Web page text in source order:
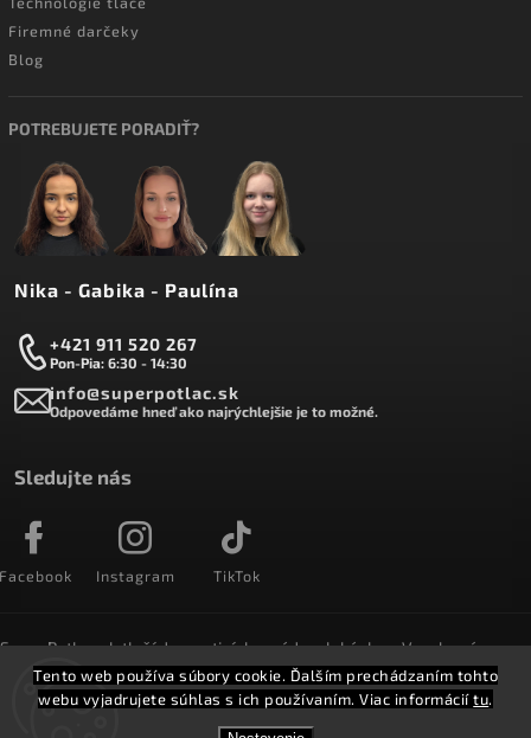
Tento web používa súbory cookie. Ďalším prechádzaním tohto
webu vyjadrujete súhlas s ich používaním. Viac informáciítu.
Firemné darčeky
Blog
POTREBUJETE PORADIŤ?
Nika - Gabika - Paulína
+421 911 520 267
Pon-Pia: 6:30 - 14:30
info@superpotlac.sk
Odpovedáme hneď ako najrýchlejšie je to možné.
Sledujte nás
Instagram TikTok
SuperPotlac.sk tlačí denne tisícky módnych kúskov. Vyrobené na
Slovensku a doručované do celého sveta :)
SuperPotlač.sk. Všetky práva vyhradené.